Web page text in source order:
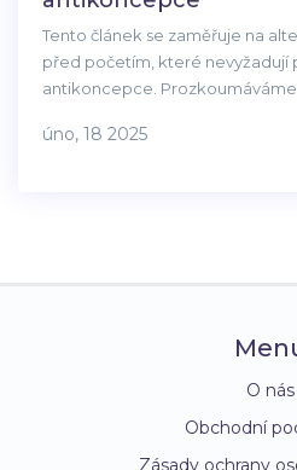
Tento článek se zaměřuje na
před početím, které nevyžadují
antikoncepce.
rodičovství a různé bariérové
úno, 18 2025
O nás
Obchodní
Zásady ochrany